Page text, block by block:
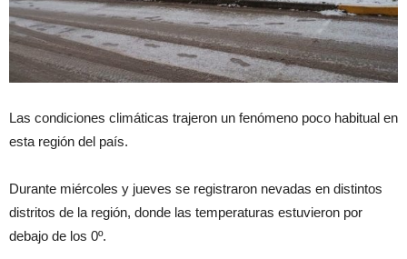
Las condiciones climáticas trajeron un fenómeno poco habitual en
esta región del país.
Durante miércoles y jueves se registraron nevadas en distintos
distritos de la región, donde las temperaturas estuvieron por
debajo de los 0º.